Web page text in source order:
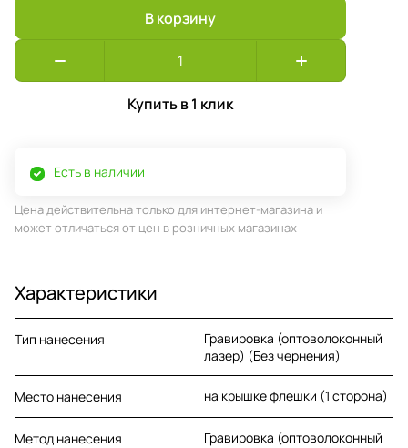
В корзину
Купить в 1 клик
Есть в наличии
Цена действительна только для интернет-магазина и
может отличаться от цен в розничных магазинах
Характеристики
Тип нанесения
Гравировка (оптоволоконный
лазер) (Без чернения)
Место нанесения на крышке флешки (1 сторона)
Метод нанесения
Гравировка (оптоволоконный